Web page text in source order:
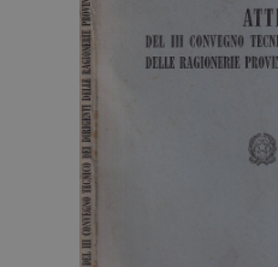
BLOG
CHI SIAMO
OUTLET
NEWSLETTER